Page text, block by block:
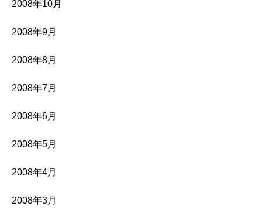
2008年10月
2008年9月
2008年8月
2008年7月
2008年6月
2008年5月
2008年4月
2008年3月